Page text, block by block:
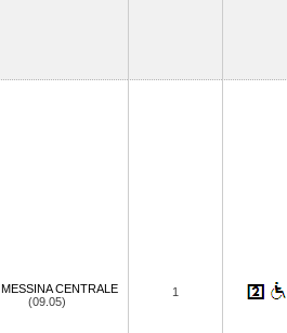
MESSINA CENTRALE
(09.05)
1